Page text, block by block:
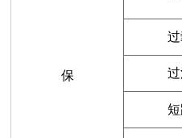
保